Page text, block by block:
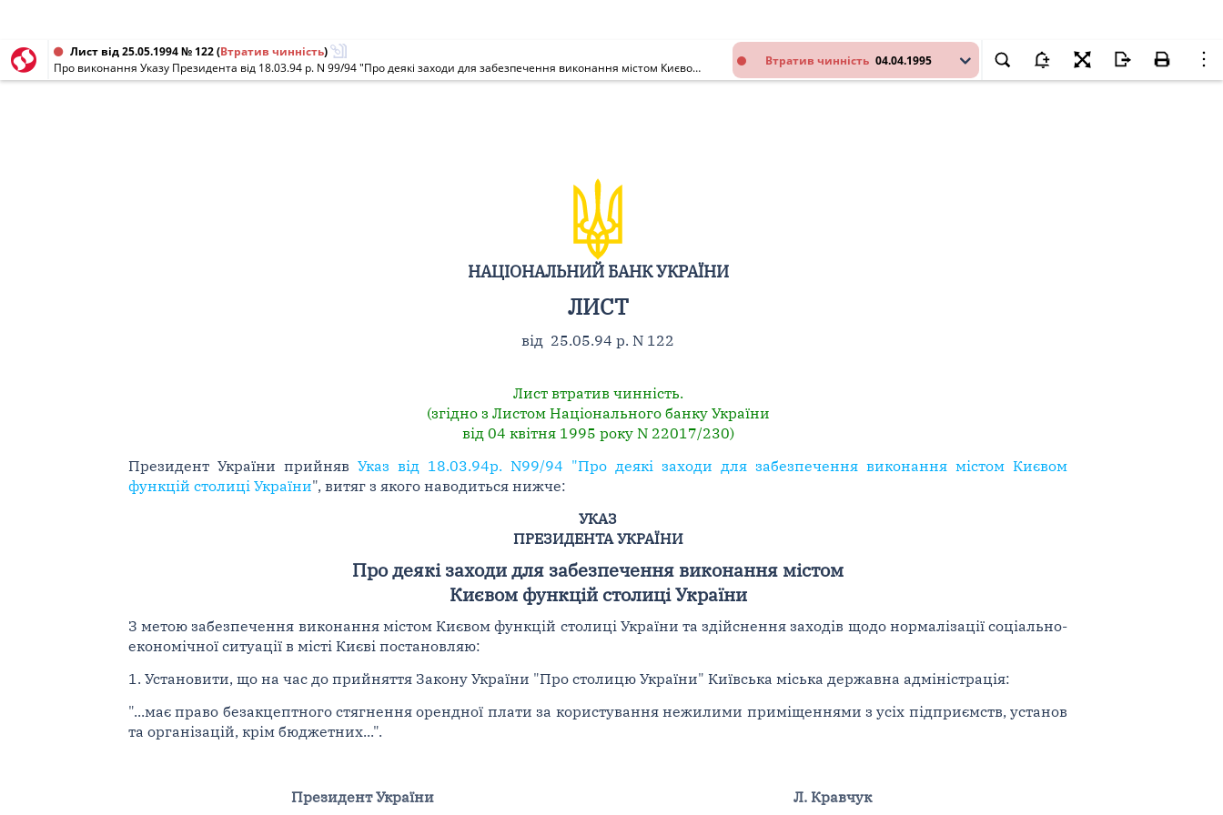
Втратив чинність 04.04.1995
Лист від 25.05.1994 № 122(Втратив чинність)
Про виконання Указу Президента від 18.03.94 р. N 99/94 "Про деякі заходи для забезпечення виконання містом Києвом функцій столиці України"
НАЦІОНАЛЬНИЙ БАНК УКРАЇНИ
ЛИСТ
від 25.05.94 р. N 122
Лист втратив чинність.
(згідно з Листом Національного банку України
від 04 квітня 1995 року N 22017/230)
Президент України прийняв Указ від 18.03.94р. N99/94 "Про деякі заходи для забезпечення виконання містом Києвом
функцій столиці України", витяг з якого наводиться нижче:
УКАЗ
ПРЕЗИДЕНТА УКРАЇНИ
Про деякі заходи для забезпечення виконання містом
Києвом функцій столиці України
З метою забезпечення виконання містом Києвом функцій столиці України та здійснення заходів щодо нормалізації соціально-
економічної ситуації в місті Києві постановляю:
1. Установити, що на час до прийняття Закону України "Про столицю України" Київська міська державна адміністрація:
"...має право безакцептного стягнення орендної плати за користування нежилими приміщеннями з усіх підприємств, установ
та організацій, крім бюджетних...".
Президент України Л. Кравчук